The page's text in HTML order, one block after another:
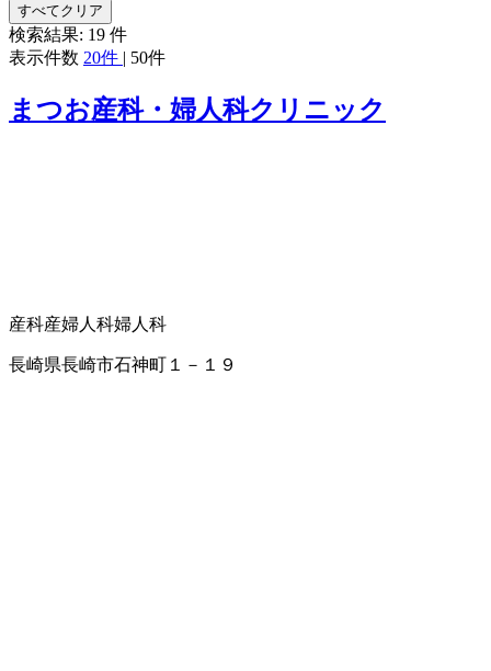
すべてクリア
検索結果: 19 件
表示件数 20件 | 50件
まつお産科・婦人科クリニック
産科産婦人科婦人科
長崎県長崎市石神町１－１９